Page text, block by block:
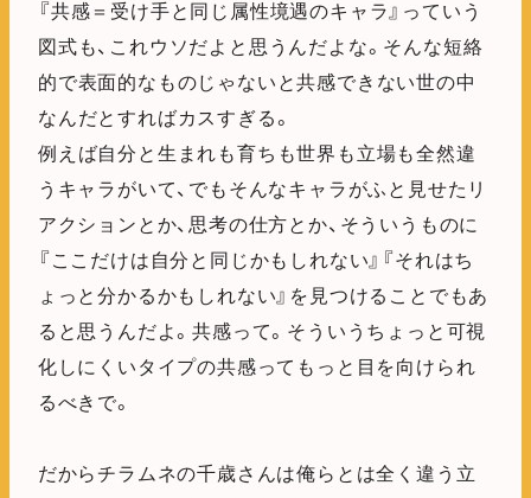
『共感＝受け手と同じ属性境遇のキャラ』っていう
図式も、これウソだよと思うんだよな。そんな短絡
的で表面的なものじゃないと共感できない世の中
なんだとすればカスすぎる。
例えば自分と生まれも育ちも世界も立場も全然違
うキャラがいて、でもそんなキャラがふと見せたリ
アクションとか、思考の仕方とか、そういうものに
『ここだけは自分と同じかもしれない』『それはち
ょっと分かるかもしれない』を見つけることでもあ
ると思うんだよ。共感って。そういうちょっと可視
化しにくいタイプの共感ってもっと目を向けられ
るべきで。
だからチラムネの千歳さんは俺らとは全く違う立